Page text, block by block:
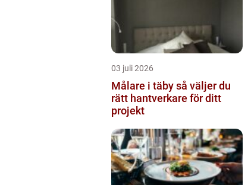
03 juli 2026
Målare i täby så väljer du
rätt hantverkare för ditt
projekt